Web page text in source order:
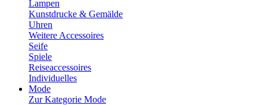
Lampen
Kunstdrucke & Gemälde
Uhren
Weitere Accessoires
Seife
Spiele
Reiseaccessoires
Individuelles
Mode
Zur Kategorie Mode